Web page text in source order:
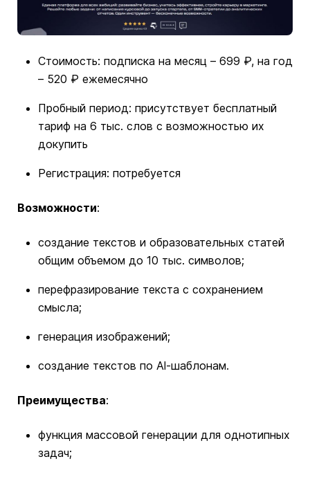
Стоимость: подписка на месяц – 699 ₽, на год
– 520 ₽ ежемесячно
Пробный период: присутствует бесплатный
тариф на 6 тыс. слов с возможностью их
докупить
Регистрация: потребуется
Возможности:
создание текстов и образовательных статей
общим объемом до 10 тыс. символов;
перефразирование текста с сохранением
смысла;
генерация изображений;
создание текстов по Al-шаблонам.
Преимущества:
функция массовой генерации для однотипных
задач;